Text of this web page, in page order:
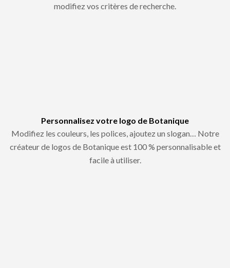
modifiez vos critères de recherche.
Personnalisez votre logo de Botanique
Modifiez les couleurs, les polices, ajoutez un slogan… Notre
créateur de logos de Botanique est 100 % personnalisable et
facile à utiliser.